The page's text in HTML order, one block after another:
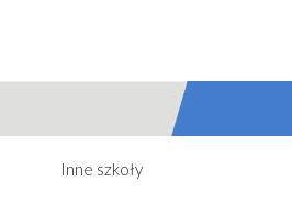
Inne szkoły